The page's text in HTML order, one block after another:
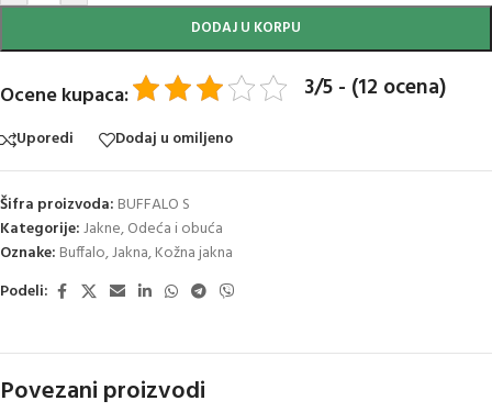
DODAJ U KORPU
Ocene kupaca: 3/5 - (12 ocena)
Uporedi Dodaj u omiljeno
Šifra proizvoda: BUFFALO S
Kategorije:Jakne,Odeća i obuća
Oznake: Buffalo,Jakna,Kožna jakna
Podeli:
Povezani proizvodi